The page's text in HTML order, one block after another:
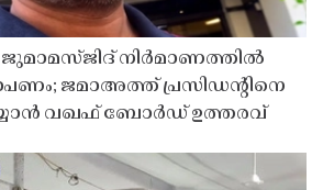
ജുമാമസ്ജിദ് നിർമാണത്തിൽ
ജമാഅത്ത് പ്രസിഡന്റിനെ
വഖഫ് ബോർഡ് ഉത്തരവ്